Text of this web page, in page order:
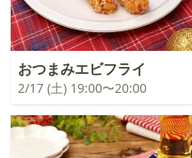
おつまみエビフライ
2/17 (土) 19:00〜20:00